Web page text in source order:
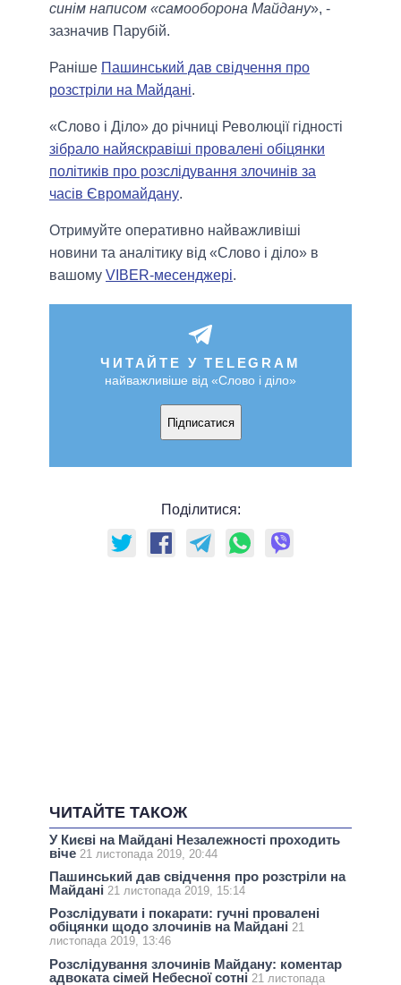
синім написом «самооборона Майдану», -
зазначив Парубій.
Раніше Пашинський дав свідчення про
розстріли на Майдані.
«Слово і Діло» до річниці Революції гідності
зібрало найяскравіші провалені обіцянки
політиків про розслідування злочинів за
часів Євромайдану.
Отримуйте оперативно найважливіші
новини та аналітику від «Слово і діло» в
вашому VIBER-месенджері.
ЧИТАЙТЕ У TELEGRAM
найважливіше від «Слово і діло»
Підписатися
Поділитися:
ЧИТАЙТЕ ТАКОЖ
У Києві на Майдані Незалежності проходить
віче 21 листопада 2019, 20:44
Пашинський дав свідчення про розстріли на
Майдані 21 листопада 2019, 15:14
Розслідувати і покарати: гучні провалені
обіцянки щодо злочинів на Майдані 21
листопада 2019, 13:46
Розслідування злочинів Майдану: коментар
адвоката сімей Небесної сотні 21 листопада